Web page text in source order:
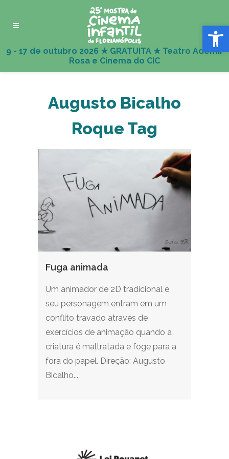
Abrir
Augusto Bicalho
Roque Tag
Fuga animada
Um animador de 2D tradicional e
seu personagem entram em um
conflito travado através de
exercícios de animação quando a
criatura é maltratada e foge para a
fora do papel. Direção: Augusto
Bicalho...